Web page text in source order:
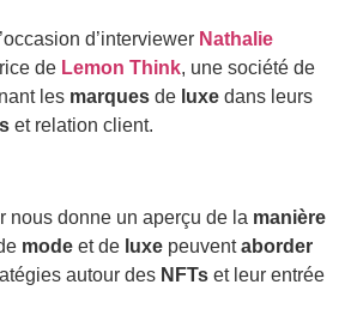
d’interviewer Nathalie
de Lemon Think, une société de
les marques de luxe dans leurs
et relation client.
nous donne un aperçu de la manière
mode et de luxe peuventaborder
autour des NFTs et leur entrée